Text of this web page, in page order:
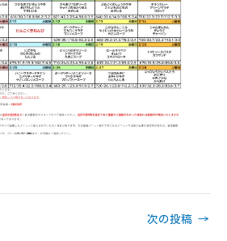
次の投稿 →